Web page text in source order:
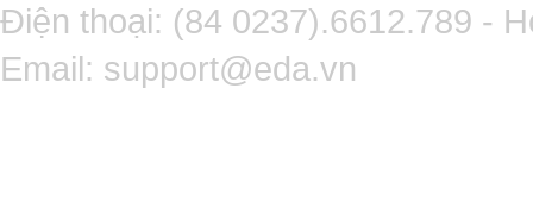
Điện thoại: (84 0237).6612.789 -
Email: support@eda.vn